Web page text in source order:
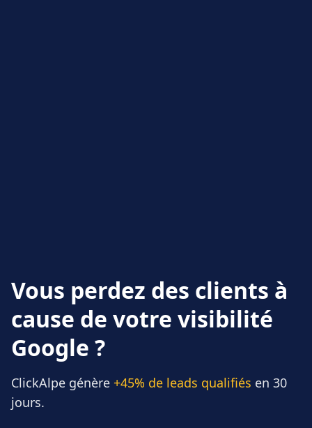
Vous perdez des clients à
cause de votre visibilité
Google ?
ClickAlpe génère +45% de leads qualifiés en 30
jours.